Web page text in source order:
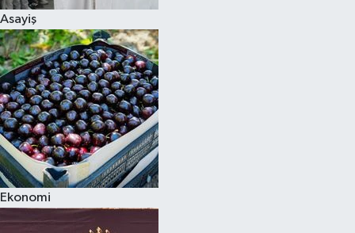
Asayiş
Ekonomi